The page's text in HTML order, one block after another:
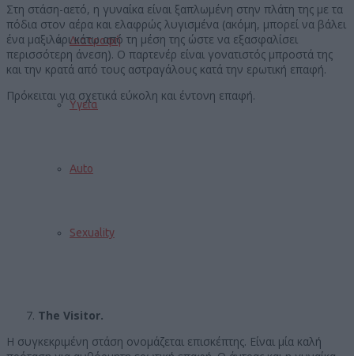
Διατροφή
Υγεία
Auto
Sexuality
Στη στάση-αετό, η γυναίκα είναι ξαπλωμένη στην πλάτη της με τα
πόδια στον αέρα και ελαφρώς λυγισμένα (ακόμη, μπορεί να βάλει
ένα μαξιλάρι κάτω από τη μέση της ώστε να εξασφαλίσει
περισσότερη άνεση). Ο παρτενέρ είναι γονατιστός μπροστά της
και την κρατά από τους αστραγάλους κατά την ερωτική επαφή.
Πρόκειται για σχετικά εύκολη και έντονη επαφή.
The Visitor.
Η συγκεκριμένη στάση ονομάζεται επισκέπτης. Είναι μία καλή